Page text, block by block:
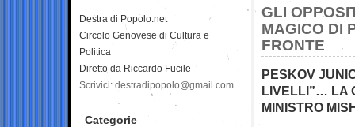
GLI
MAGICO DI
FRONTE
PESKOV
LIVELLI”… LA
MINISTRO
Destra di Popolo.net
Circolo Genovese di Cultura e
Politica
Diretto da Riccardo Fucile
Scrivici: destradipopolo@gmail.com
Categorie